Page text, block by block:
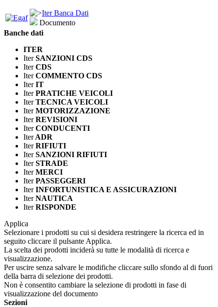
Iter Banca Dati
Documento
Banche dati
ITER
IterSANZIONI CDS
IterCDS
IterCOMMENTO CDS
IterIT
IterPRATICHE VEICOLI
IterTECNICA VEICOLI
IterMOTORIZZAZIONE
IterREVISIONI
IterCONDUCENTI
IterADR
IterRIFIUTI
IterSANZIONI RIFIUTI
IterSTRADE
IterMERCI
IterPASSEGGERI
IterINFORTUNISTICA E ASSICURAZIONI
IterNAUTICA
IterRISPONDE
Applica
Selezionare i prodotti su cui si desidera restringere la ricerca ed in
seguito cliccare il pulsante Applica.
La scelta dei prodotti inciderà su tutte le modalità di ricerca e
visualizzazione.
Per uscire senza salvare le modifiche cliccare sullo sfondo al di fuori
della barra di selezione dei prodotti.
Non è consentito cambiare la selezione di prodotti in fase di
visualizzazione del documento
Sezioni